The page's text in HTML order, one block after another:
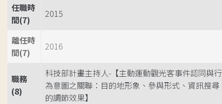
任職時
間(7)
2015
離任時
間(7)
2016
職務
(8)
科技部計畫主持人-【主動運動觀光客事件認同與行
為意圖之關聯：目的地形象、參與形式、資訊搜尋
的調節效果】